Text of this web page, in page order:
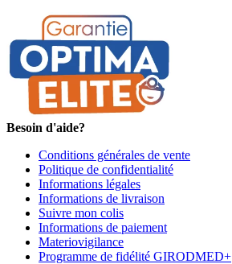
Besoin d'aide?
Conditions générales de vente
Politique de confidentialité
Informations légales
Informations de livraison
Suivre mon colis
Informations de paiement
Materiovigilance
Programme de fidélité GIRODMED+